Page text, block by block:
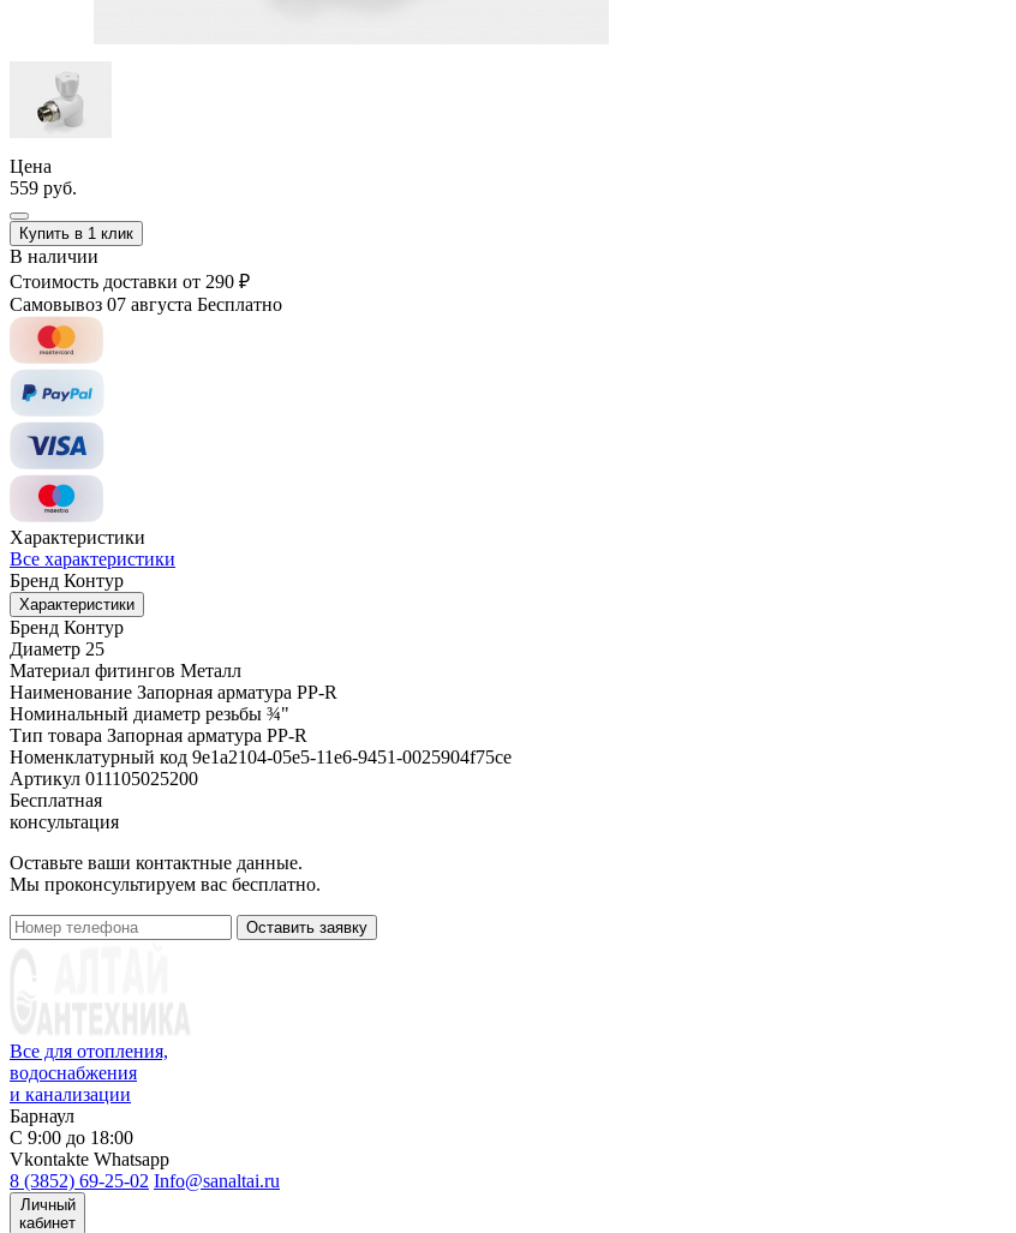
Цена
559 руб.
Купить в 1 клик
В наличии
Стоимость доставки от 290 ₽
Самовывоз 07 августа Бесплатно
Характеристики
Все характеристики
Бренд Контур
Характеристики
Бренд Контур
Диаметр 25
Материал фитингов Металл
Наименование Запорная арматура PP-R
Номинальный диаметр резьбы ¾"
Тип товара Запорная арматура PP-R
Номенклатурный код 9e1a2104-05e5-11e6-9451-0025904f75ce
Артикул 011105025200
Бесплатная
консультация
Оставьте ваши контактные данные.
Мы проконсультируем вас бесплатно.
Оставить заявку
Все для отопления,
водоснабжения
и канализации
Барнаул
С 9:00 до 18:00
Vkontakte Whatsapp
8 (3852) 69-25-02 Info@sanaltai.ru
Личный
кабинет